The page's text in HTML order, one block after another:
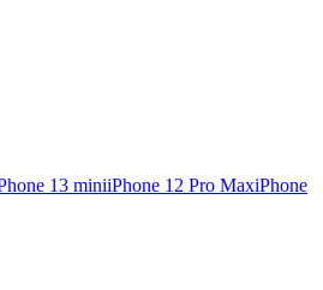
13 miniiPhone 12 Pro MaxiPhone